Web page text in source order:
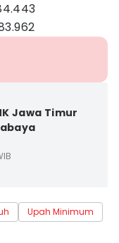
Jawa Timur
Upah Minimum